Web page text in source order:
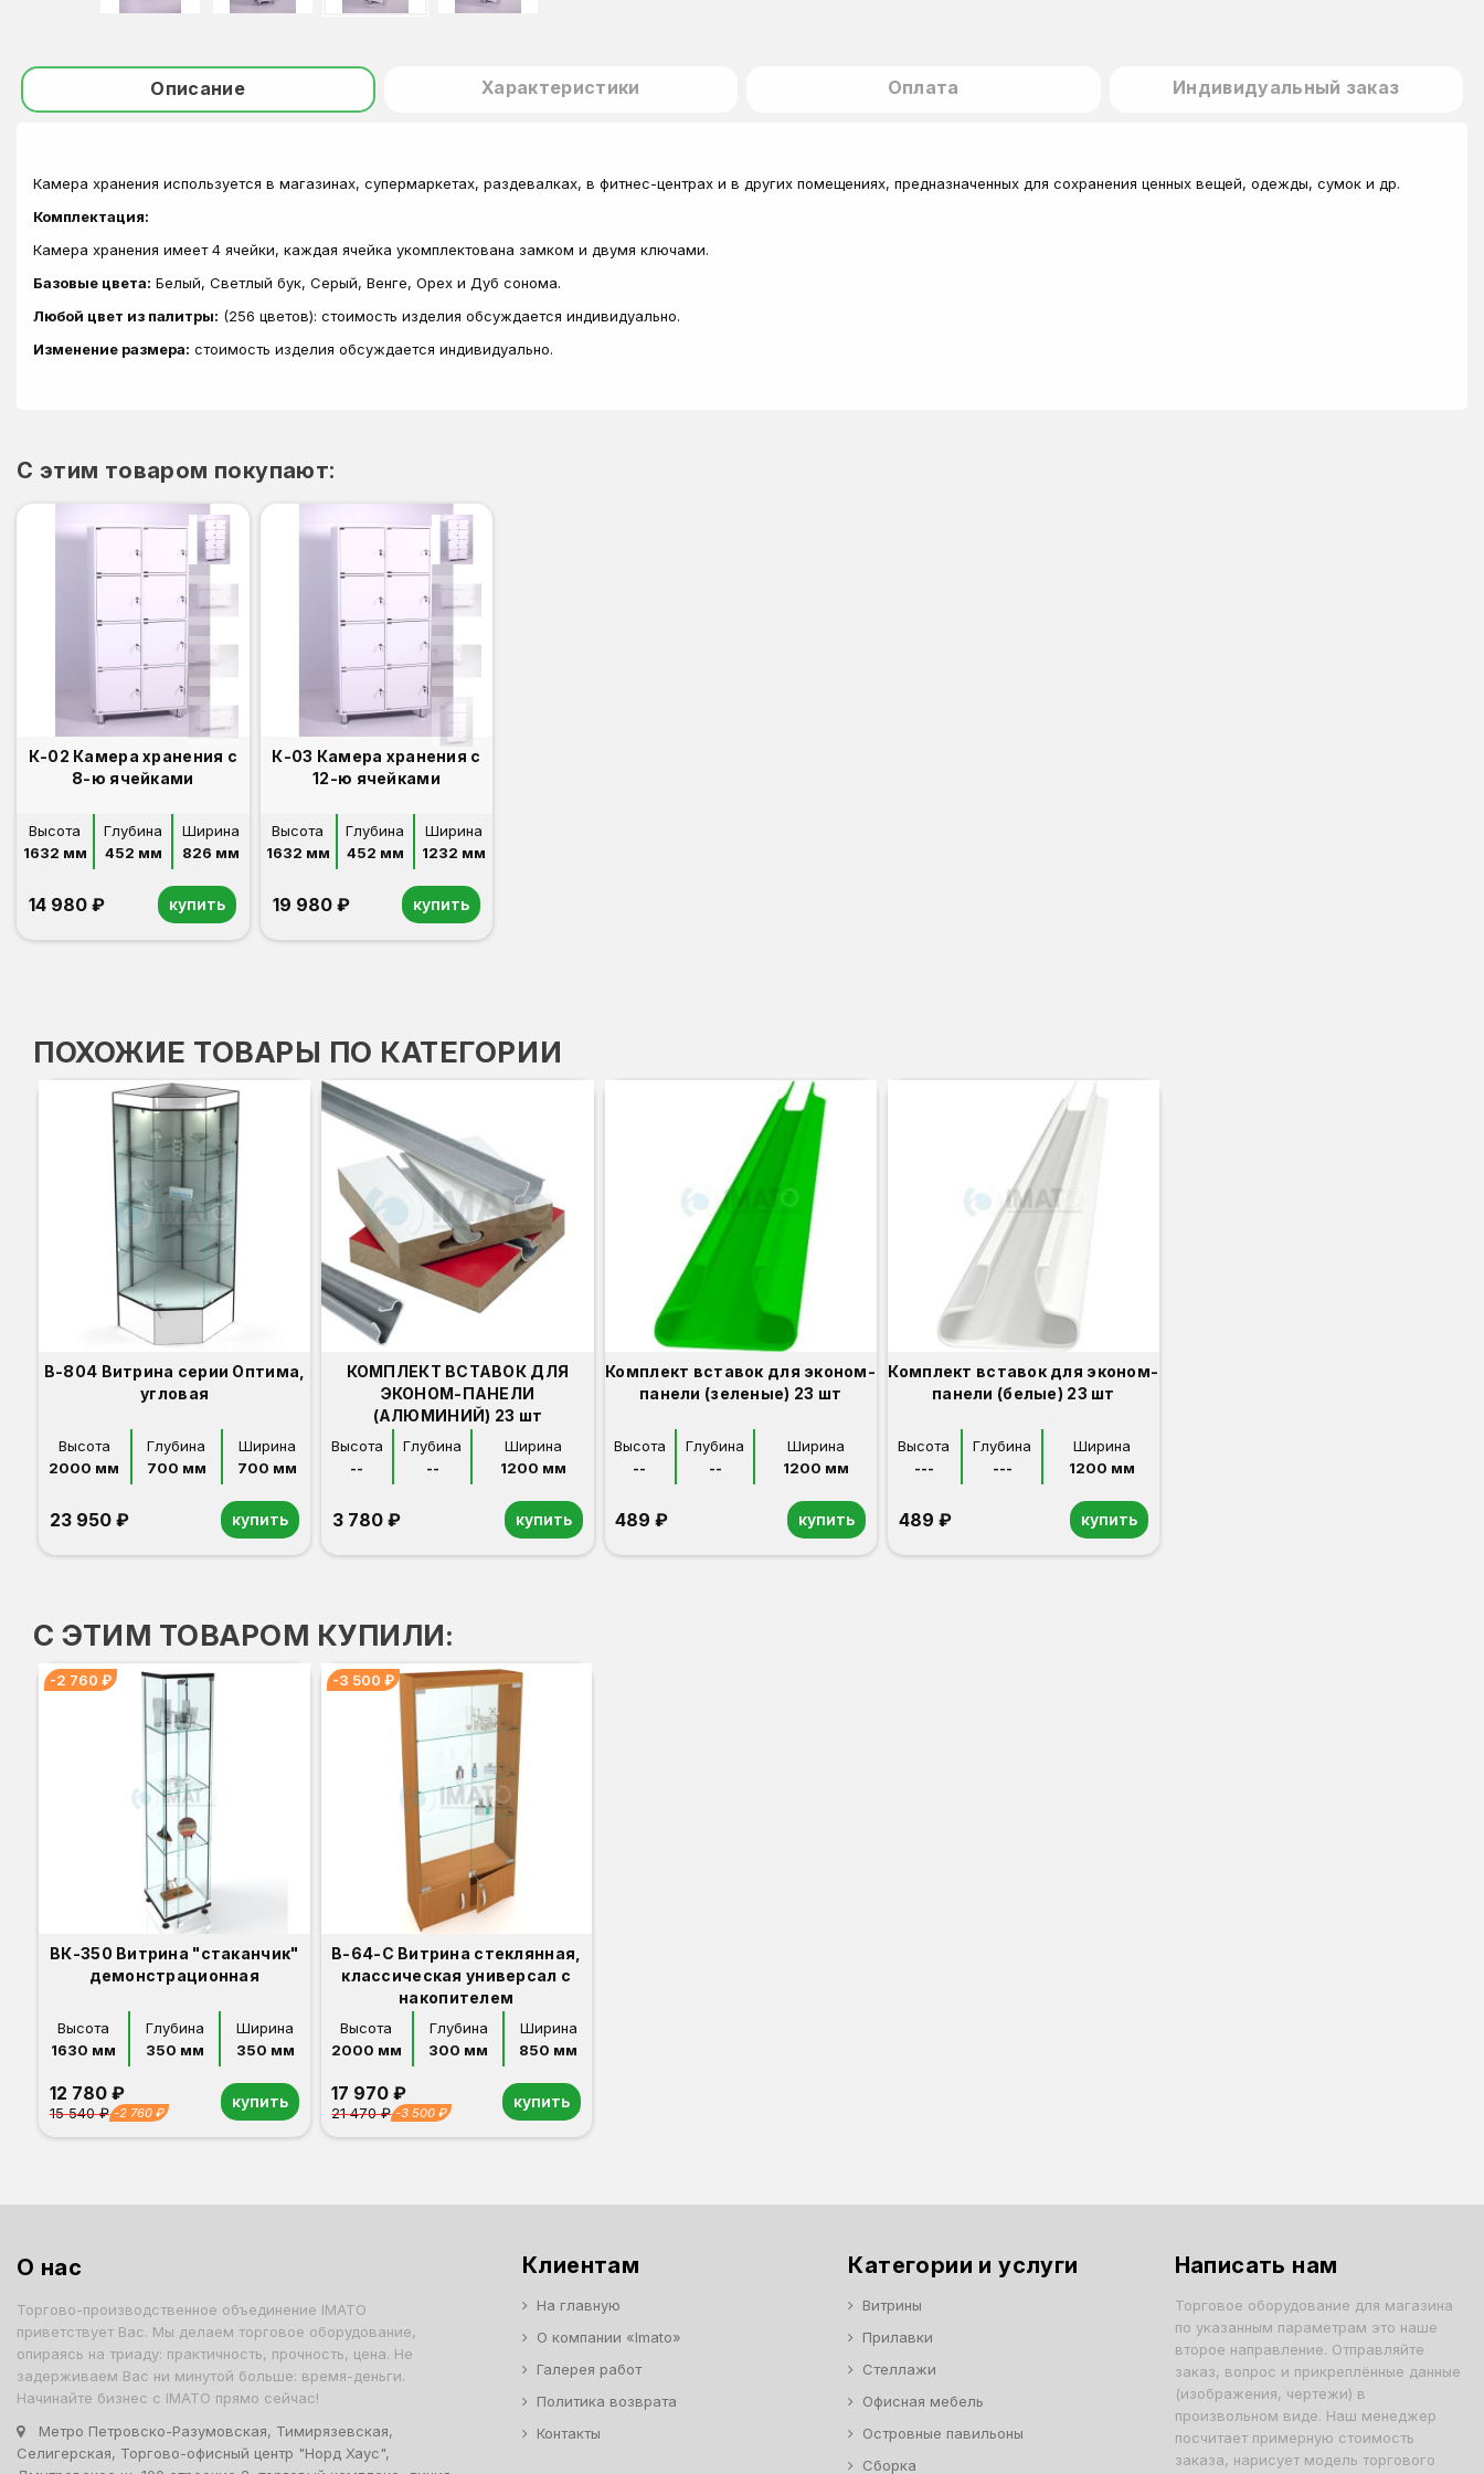
Описание Характеристики Оплата Индивидуальный заказ
Камера хранения используется в магазинах, супермаркетах, раздевалках, в фитнес-центрах и в других помещениях, предназначенных для сохранения ценных вещей, одежды, сумок и др.
Комплектация:
Камера хранения имеет 4 ячейки, каждая ячейка укомплектована замком и двумя ключами.
Базовые цвета: Белый, Светлый бук, Серый, Венге, Орех и Дуб сонома.
Любой цвет из палитры: (256 цветов): стоимость изделия обсуждается индивидуально.
Изменение размера: стоимость изделия обсуждается индивидуально.
C этим товаром покупают:
К-02 Камера хранения с
8-ю ячейками
Высота
1632 мм
Глубина
452 мм
Ширина
826 мм
14 980 ₽ купить
К-03 Камера хранения с
12-ю ячейками
Высота
1632 мм
Глубина
452 мм
Ширина
1232 мм
19 980 ₽ купить
ПОХОЖИЕ ТОВАРЫ ПО КАТЕГОРИИ
В-804 Витрина серии Оптима,
угловая
Высота
2000 мм
Глубина
700 мм
Ширина
700 мм
23 950 ₽ купить
КОМПЛЕКТ ВСТАВОК ДЛЯ
ЭКОНОМ-ПАНЕЛИ
(АЛЮМИНИЙ) 23 шт
Высота
--
Глубина
--
Ширина
1200 мм
3 780 ₽ купить
Комплект вставок для эконом-
панели (зеленые) 23 шт
Высота
--
Глубина
--
Ширина
1200 мм
489 ₽ купить
Комплект вставок для эконом-
панели (белые) 23 шт
Высота
---
Глубина
---
Ширина
1200 мм
489 ₽ купить
С ЭТИМ ТОВАРОМ КУПИЛИ:
-2 760 ₽
ВК-350 Витрина "стаканчик"
демонстрационная
Высота
1630 мм
Глубина
350 мм
Ширина
350 мм
12 780 ₽
15 540 ₽ -2 760 ₽
Орех
Белый
Серый
Светлый бук
Венге
Дуб сонома
купить
-3 500 ₽
В-64-С Витрина стеклянная,
классическая универсал с
накопителем
Высота
2000 мм
Глубина
300 мм
Ширина
850 мм
17 970 ₽
21 470 ₽ -3 500 ₽
Орех
Белый
Серый
Светлый бук
Венге
Дуб сонома
купить
О нас
Торгово-производственное объединение IMATO
приветствует Вас. Мы делаем торговое оборудование,
опираясь на триаду: практичность, прочность, цена. Не
задерживаем Вас ни минутой больше: время-деньги.
Начинайте бизнес с IMATO прямо сейчас!
Метро Петровско-Разумовская, Тимирязевская,
Селигерская, Торгово-офисный центр "Норд Хаус",
Клиентам
На главную
О компании «Imato»
Галерея работ
Политика возврата
Контакты
Категории и услуги
Витрины
Прилавки
Стеллажи
Офисная мебель
Островные павильоны
Сборка
Написать нам
Торговое оборудование для магазина
по указанным параметрам это наше
второе направление. Отправляйте
заказ, вопрос и прикреплённые данные
(изображения, чертежи) в
произвольном виде. Наш менеджер
посчитает примерную стоимость
заказа, нарисует модель торгового